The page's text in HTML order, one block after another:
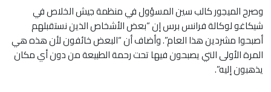
وصرح الميجور كالب سين المسؤول في منظمة جيش الخلاص في
شيكاغو لوكالة فرانس برس إن “بعض الأشخاص الذين نستقبلهم
أصبحوا مشردين هذا العام”. وأضاف أن “البعض خائفون لأن هذه هي
المرة الأولى التي يصبحون فيها تحت رحمة الطبيعة من دون أي مكان
يذهبون إليه”.